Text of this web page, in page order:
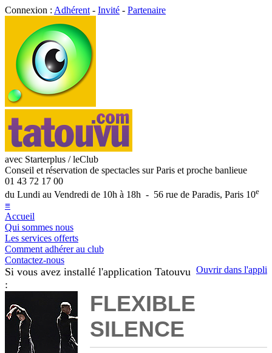
Connexion : Adhérent - Invité - Partenaire
avec Starterplus / leClub
Conseil et réservation de spectacles sur Paris et proche banlieue
01 43 72 17 00
du Lundi au Vendredi de 10h à 18h - 56 rue de Paradis, Paris 10e
≡
Accueil
Qui sommes nous
Les services offerts
Comment adhérer au club
Contactez-nous
Ouvrir dans l'appli
Si vous avez installé l'application Tatouvu
:
FLEXIBLE
SILENCE